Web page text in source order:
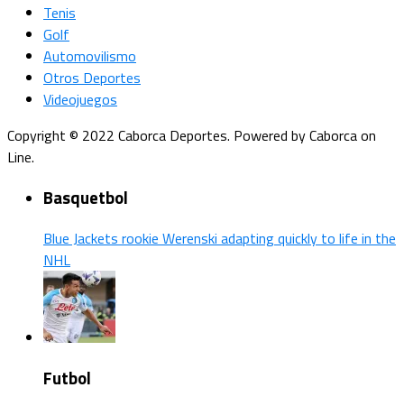
Tenis
Golf
Automovilismo
Otros Deportes
Videojuegos
Copyright © 2022 Caborca Deportes. Powered by Caborca on
Line.
Basquetbol
Blue Jackets rookie Werenski adapting quickly to life in the
NHL
Futbol